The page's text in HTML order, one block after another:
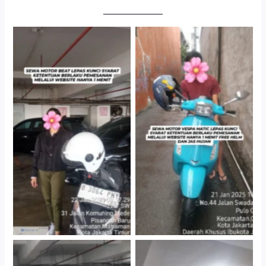
Cityplaza Jatinegara
Gedung Parkir P6A
Antar Jemput Kendaraan